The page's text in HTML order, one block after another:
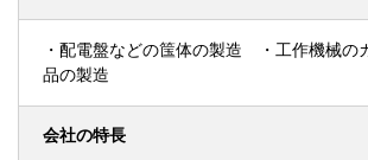
・配電盤などの筺体の製造 ・工作機械の
品の製造
会社の特長